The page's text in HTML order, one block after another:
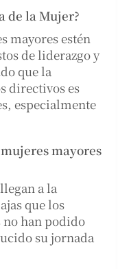
de la Mujer?
mayores estén
de liderazgo y
que la
directivos es
especialmente
mayores
a la
que los
no han podido
su jornada